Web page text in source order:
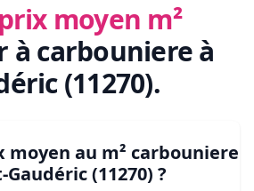
moyen m²
à carbouniere à
(11270).
moyen au m² carbouniere
Gaudéric (11270) ?